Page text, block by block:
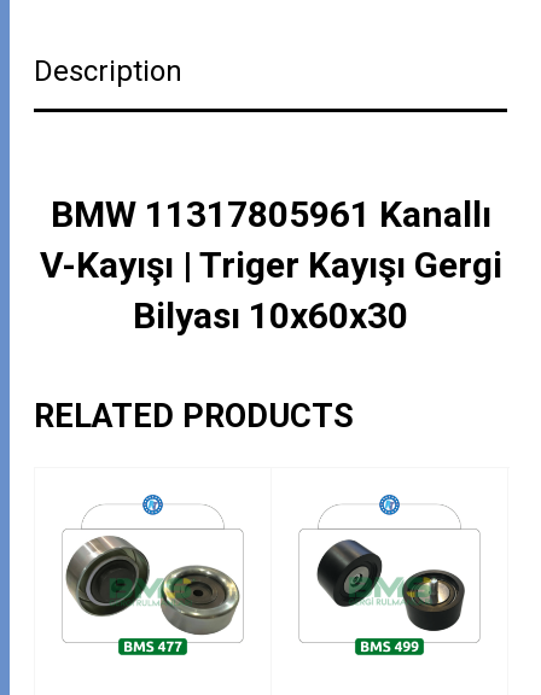
Description
BMW 11317805961 Kanallı
V-Kayışı | Triger Kayışı Gergi
Bilyası 10x60x30
RELATED PRODUCTS